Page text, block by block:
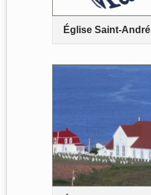
Église Saint-André